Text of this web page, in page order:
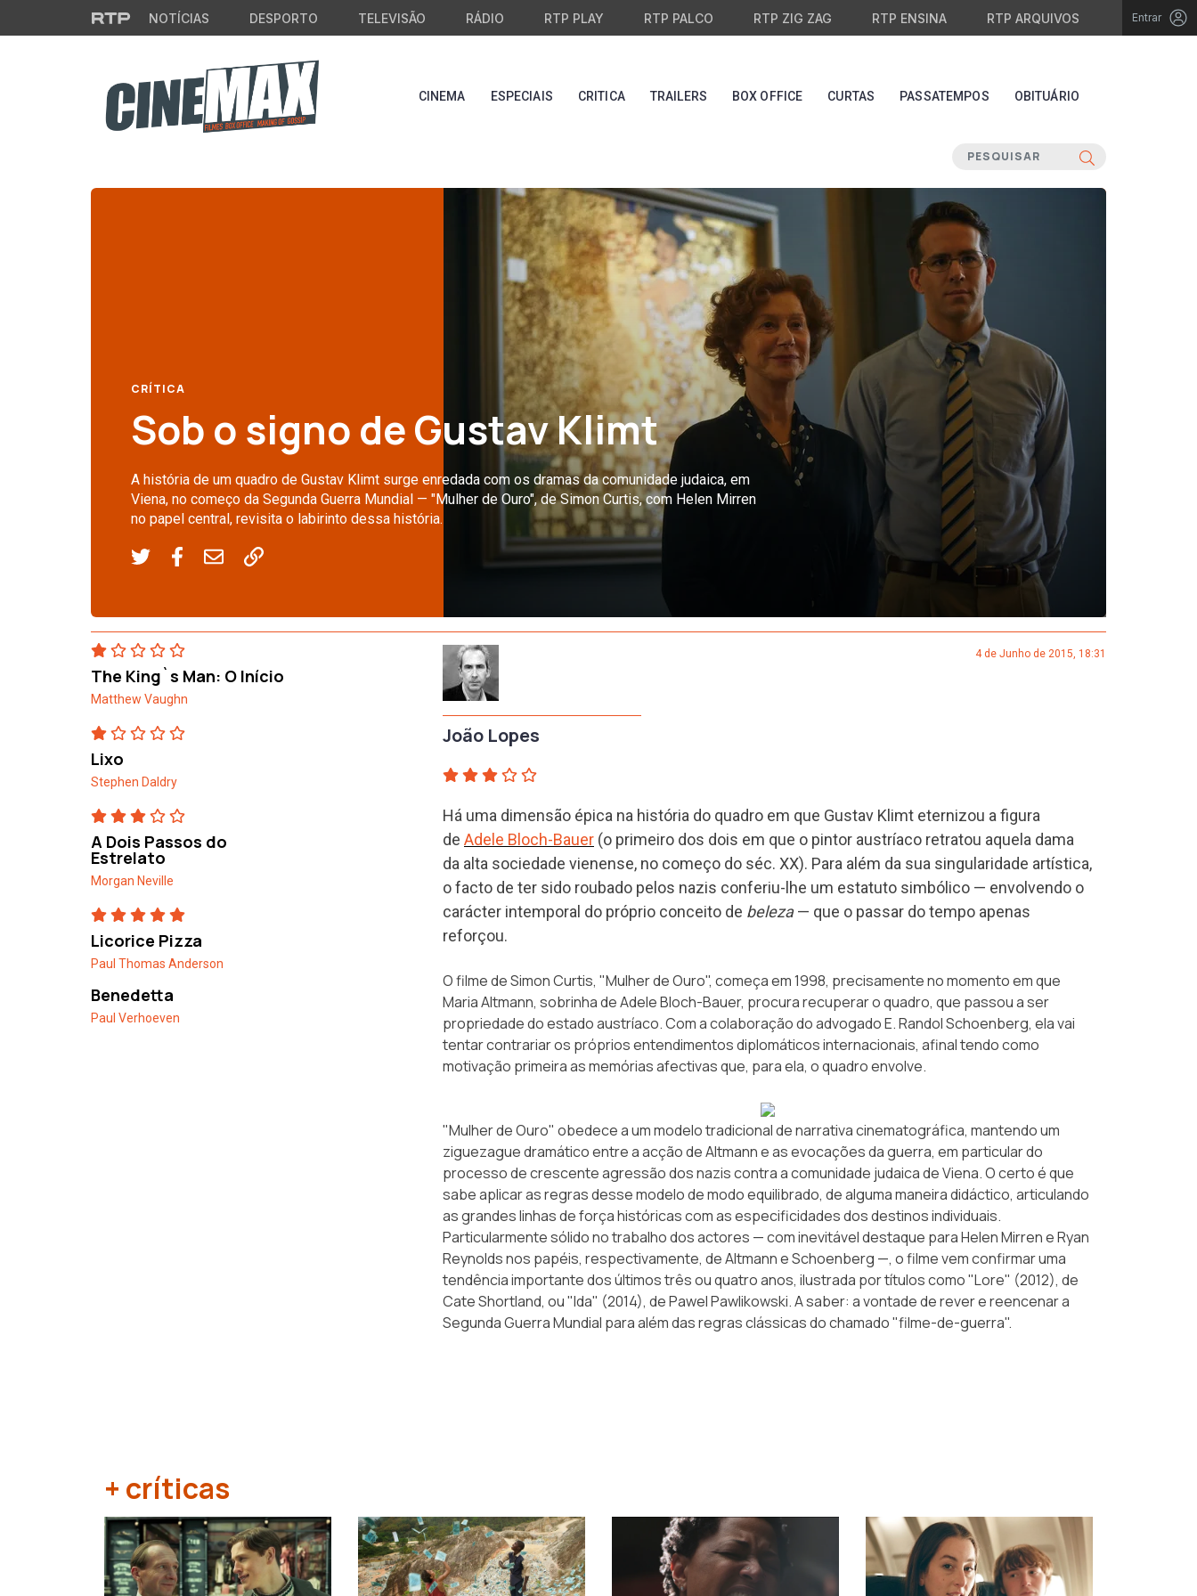
Saltar para o conteúdo principal
NOTÍCIAS DESPORTO TELEVISÃO RÁDIO RTP PLAY RTP PALCO RTP ZIG ZAG RTP ENSINA RTP ARQUIVOS Entrar
CINEMA ESPECIAIS CRITICA TRAILERS BOX OFFICE CURTAS PASSATEMPOS OBITUÁRIO
CRÍTICA
Sob o signo de Gustav Klimt
A história de um quadro de Gustav Klimt surge enredada com os dramas da comunidade judaica, em
Viena, no começo da Segunda Guerra Mundial — "Mulher de Ouro", de Simon Curtis, com Helen Mirren
no papel central, revisita o labirinto dessa história.
The King`s Man: O Início
Matthew Vaughn
Lixo
Stephen Daldry
A Dois Passos do
Estrelato
Morgan Neville
Licorice Pizza
Paul Thomas Anderson
Benedetta
Paul Verhoeven
João Lopes
4 de Junho de 2015, 18:31
Há uma dimensão épica na história do quadro em que Gustav Klimt eternizou a figura
de Adele Bloch-Bauer (o primeiro dos dois em que o pintor austríaco retratou aquela dama
da alta sociedade vienense, no começo do séc. XX). Para além da sua singularidade artística,
o facto de ter sido roubado pelos nazis conferiu-lhe um estatuto simbólico — envolvendo o
carácter intemporal do próprio conceito de beleza— que o passar do tempo apenas
reforçou.
O filme de Simon Curtis, "Mulher de Ouro", começa em 1998, precisamente no momento em que
Maria Altmann, sobrinha de Adele Bloch-Bauer, procura recuperar o quadro, que passou a ser
propriedade do estado austríaco. Com a colaboração do advogado E. Randol Schoenberg, ela vai
tentar contrariar os próprios entendimentos diplomáticos internacionais, afinal tendo como
motivação primeira as memórias afectivas que, para ela, o quadro envolve.
"Mulher de Ouro" obedece a um modelo tradicional de narrativa cinematográfica, mantendo um
ziguezague dramático entre a acção de Altmann e as evocações da guerra, em particular do
processo de crescente agressão dos nazis contra a comunidade judaica de Viena. O certo é que
sabe aplicar as regras desse modelo de modo equilibrado, de alguma maneira didáctico, articulando
as grandes linhas de força históricas com as especificidades dos destinos individuais.
Particularmente sólido no trabalho dos actores — com inevitável destaque para Helen Mirren e Ryan
Reynolds nos papéis, respectivamente, de Altmann e Schoenberg —, o filme vem confirmar uma
tendência importante dos últimos três ou quatro anos, ilustrada por títulos como "Lore" (2012), de
Cate Shortland, ou "Ida" (2014), de Pawel Pawlikowski. A saber: a vontade de rever e reencenar a
Segunda Guerra Mundial para além das regras clássicas do chamado "filme-de-guerra".
+ críticas
‹